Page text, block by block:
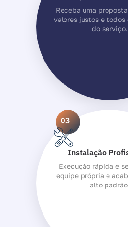
Receba uma
valores justos e todos
do serviço.
03
Instalação
Execução rápida e
equipe própria e
alto